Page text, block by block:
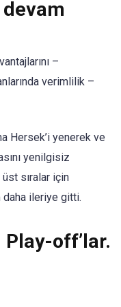
–
verimlilik –
Hersek’i yenerek ve
yenilgisiz
üst sıralar için
daha ileriye gitti.
Play-off’lar.